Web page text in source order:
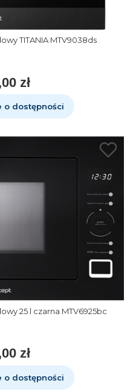
TITANIA MTV9038ds
zł
o dostępności
25 l czarna MTV6925bc
zł
o dostępności